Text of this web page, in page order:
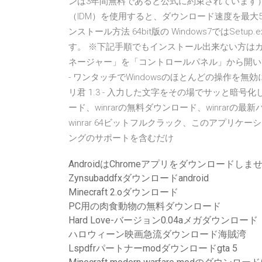
（IDM）を使用すると、ダウンロード速度を最
ンストール方法 64bit版の Windows7では
す。 ※下記手順でもインストール出来ない方は
ネージャー」を「コントロールパネル」から開
- ワンタッチでWindowsのほとんどの操作を無
リ君 1.3 - 入力した文字をその場でサッと暗号
ード、winrarの無料ダウンロード、winrarの最
winrar 64ビットフルクラック、このアプリケー
ングのサポートを含むだけ
AndroidはChromeアプリをダウンロードしま
Zynsubaddfxダウンロードandroid
Minecraft 2.oダウンロード
PC用の肉食動物の無料ダウンロード
Hard Love-バージョン0.04aメガダウンロード
ハロウィーン映画急流ダウンロード海賊湾
Lspdfrパートナーmodダウンロードgta 5